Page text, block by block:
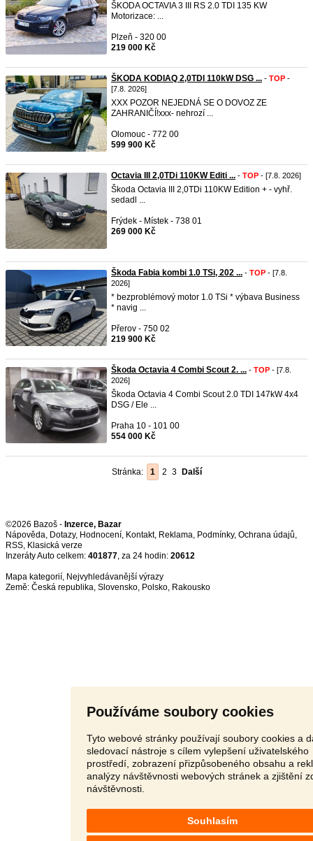
Používáme soubory cookies
Tyto webové stránky používají soubory cookies a
sledovací nástroje s cílem vylepšení uživatelského
prostředí, zobrazení přizpůsobeného obsahu a
analýzy návštěvnosti webových stránek a zjištění
návštěvnosti.
Souhlasím
ŠKODA OCTAVIA 3 III RS 2.0 TDI 135 KW
Motorizace: ...
Plzeň - 320 00
219 000 Kč
ŠKODA KODIAQ 2,0TDI 110kW DSG ... - TOP -
[7.8. 2026]
XXX POZOR NEJEDNÁ SE O DOVOZ ZE
ZAHRANIČÍ!xxx- nehrozí ...
Olomouc - 772 00
599 900 Kč
Octavia III 2,0TDi 110KW Editi ... - TOP - [7.8. 2026]
Škoda Octavia III 2,0TDi 110KW Edition + - vyhř.
sedadl ...
Frýdek - Místek - 738 01
269 000 Kč
Škoda Fabia kombi 1.0 TSi, 202 ... - TOP - [7.8.
2026]
* bezproblémový motor 1.0 TSi * výbava Business
* navig ...
Přerov - 750 02
219 900 Kč
Škoda Octavia 4 Combi Scout 2. ... - TOP - [7.8.
2026]
Škoda Octavia 4 Combi Scout 2.0 TDI 147kW 4x4
DSG / Ele ...
Praha 10 - 101 00
554 000 Kč
Stránka: 1 2 3 Další
©2026 Bazoš - Inzerce, Bazar
Nápověda, Dotazy, Hodnocení, Kontakt, Reklama, Podmínky, Ochrana údajů,
RSS,
Inzeráty Auto celkem: 401877, za 24 hodin: 20612
Mapa kategorií, Nejvyhledávanější výrazy
Země: Česká republika, Slovensko, Polsko, Rakousko